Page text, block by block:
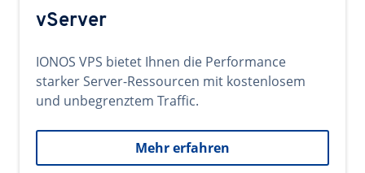
vServer
IONOS VPS bietet Ihnen die Performance
starker Server-Ressourcen mit kostenlosem
und unbegrenztem Traffic.
Mehr erfahren